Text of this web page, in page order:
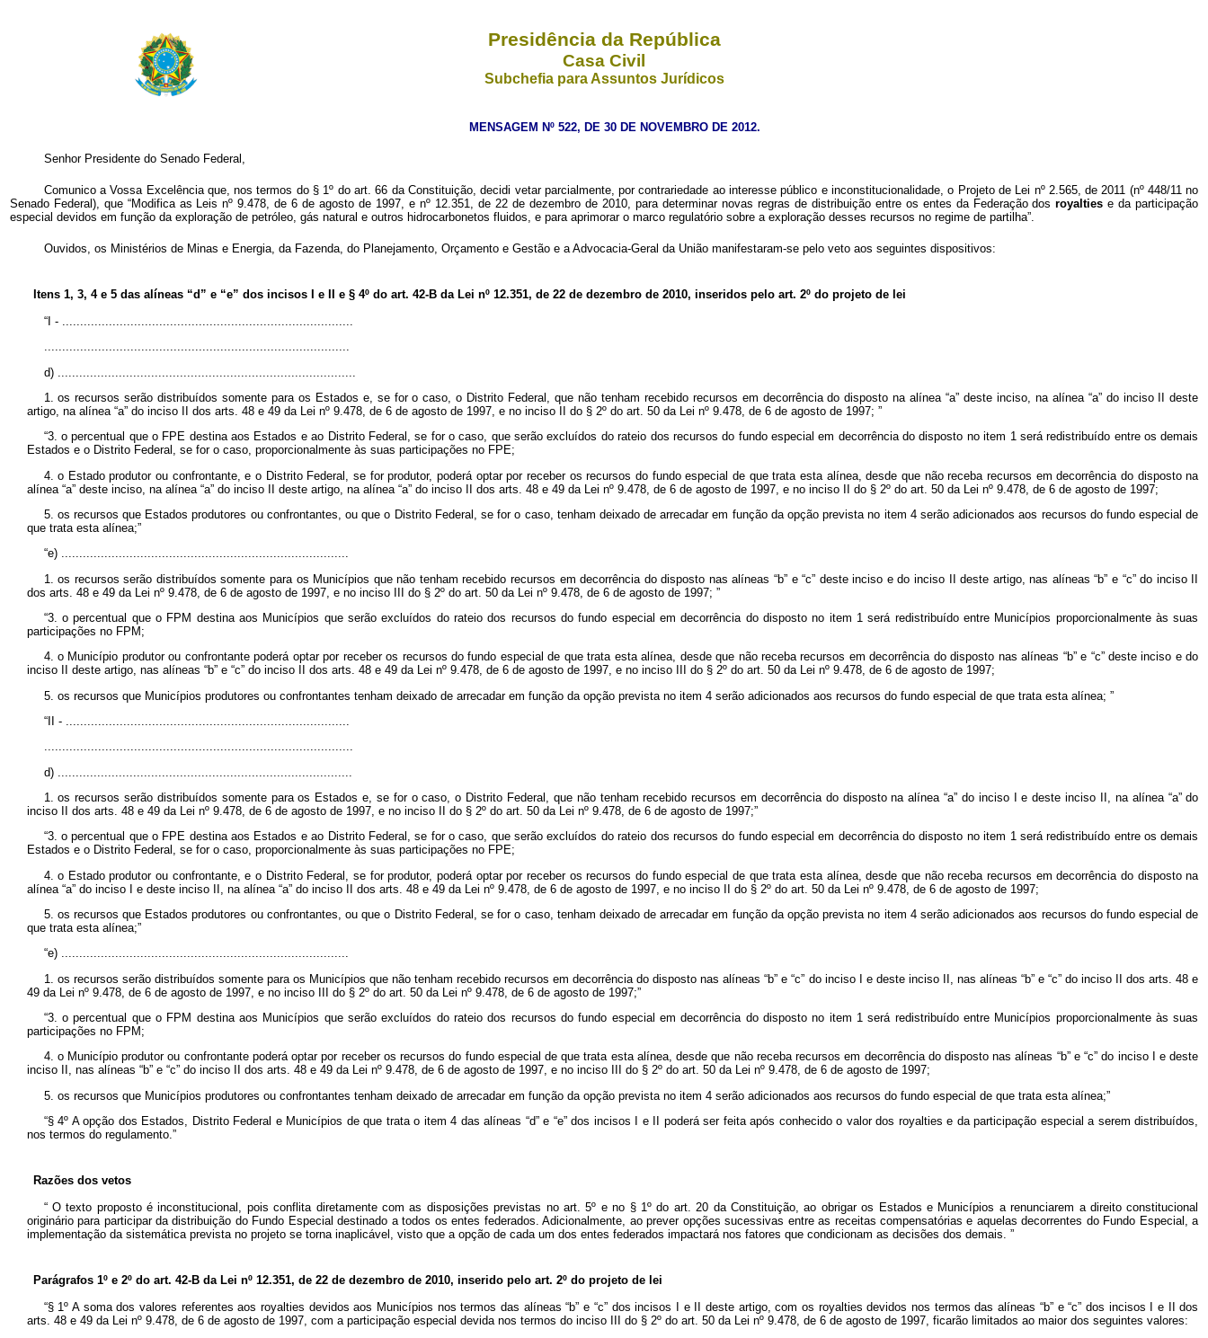
Presidência da República
Casa Civil
Subchefia para Assuntos Jurídicos
MENSAGEM Nº 522, DE 30 DE NOVEMBRO DE 2012.
Senhor Presidente do Senado Federal,
Comunico a Vossa Excelência que, nos termos do § 1º do art. 66 da Constituição, decidi vetar parcialmente, por contrariedade ao interesse público e inconstitucionalidade, o Projeto de Lei nº 2.565, de 2011 (nº 448/11 no
Senado Federal), que “Modifica as Leis nº 9.478, de 6 de agosto de 1997, e nº 12.351, de 22 de dezembro de 2010, para determinar novas regras de distribuição entre os entes da Federação dosroyaltiese da participação
especial devidos em função da exploração de petróleo, gás natural e outros hidrocarbonetos fluidos, e para aprimorar o marco regulatório sobre a exploração desses recursos no regime de partilha”.
Ouvidos, os Ministérios de Minas e Energia, da Fazenda, do Planejamento, Orçamento e Gestão e a Advocacia-Geral da União manifestaram-se pelo veto aos seguintes dispositivos:
Itens 1, 3, 4 e 5 das alíneas “d” e “e” dos incisos I e II e § 4º do art. 42-B da Lei nº 12.351, de 22 de dezembro de 2010, inseridos pelo art. 2º do projeto de lei
“I - .................................................................................
.....................................................................................
d) ...................................................................................
1. os recursos serão distribuídos somente para os Estados e, se for o caso, o Distrito Federal, que não tenham recebido recursos em decorrência do disposto na alínea “a” deste inciso, na alínea “a” do inciso II deste
artigo, na alínea “a” do inciso II dos arts. 48 e 49 da Lei nº 9.478, de 6 de agosto de 1997, e no inciso II do § 2º do art. 50 da Lei nº 9.478, de 6 de agosto de 1997; ”
“3. o percentual que o FPE destina aos Estados e ao Distrito Federal, se for o caso, que serão excluídos do rateio dos recursos do fundo especial em decorrência do disposto no item 1 será redistribuído entre os demais
Estados e o Distrito Federal, se for o caso, proporcionalmente às suas participações no FPE;
4. o Estado produtor ou confrontante, e o Distrito Federal, se for produtor, poderá optar por receber os recursos do fundo especial de que trata esta alínea, desde que não receba recursos em decorrência do disposto na
alínea “a” deste inciso, na alínea “a” do inciso II deste artigo, na alínea “a” do inciso II dos arts. 48 e 49 da Lei nº 9.478, de 6 de agosto de 1997, e no inciso II do § 2º do art. 50 da Lei nº 9.478, de 6 de agosto de 1997;
5. os recursos que Estados produtores ou confrontantes, ou que o Distrito Federal, se for o caso, tenham deixado de arrecadar em função da opção prevista no item 4 serão adicionados aos recursos do fundo especial de
que trata esta alínea;”
“e) ................................................................................
1. os recursos serão distribuídos somente para os Municípios que não tenham recebido recursos em decorrência do disposto nas alíneas “b” e “c” deste inciso e do inciso II deste artigo, nas alíneas “b” e “c” do inciso II
dos arts. 48 e 49 da Lei nº 9.478, de 6 de agosto de 1997, e no inciso III do § 2º do art. 50 da Lei nº 9.478, de 6 de agosto de 1997; ”
“3. o percentual que o FPM destina aos Municípios que serão excluídos do rateio dos recursos do fundo especial em decorrência do disposto no item 1 será redistribuído entre Municípios proporcionalmente às suas
participações no FPM;
4. o Município produtor ou confrontante poderá optar por receber os recursos do fundo especial de que trata esta alínea, desde que não receba recursos em decorrência do disposto nas alíneas “b” e “c” deste inciso e do
inciso II deste artigo, nas alíneas “b” e “c” do inciso II dos arts. 48 e 49 da Lei nº 9.478, de 6 de agosto de 1997, e no inciso III do § 2º do art. 50 da Lei nº 9.478, de 6 de agosto de 1997;
5. os recursos que Municípios produtores ou confrontantes tenham deixado de arrecadar em função da opção prevista no item 4 serão adicionados aos recursos do fundo especial de que trata esta alínea; ”
“II - ...............................................................................
......................................................................................
d) ..................................................................................
1. os recursos serão distribuídos somente para os Estados e, se for o caso, o Distrito Federal, que não tenham recebido recursos em decorrência do disposto na alínea “a” do inciso I e deste inciso II, na alínea “a” do
inciso II dos arts. 48 e 49 da Lei nº 9.478, de 6 de agosto de 1997, e no inciso II do § 2º do art. 50 da Lei nº 9.478, de 6 de agosto de 1997;”
“3. o percentual que o FPE destina aos Estados e ao Distrito Federal, se for o caso, que serão excluídos do rateio dos recursos do fundo especial em decorrência do disposto no item 1 será redistribuído entre os demais
Estados e o Distrito Federal, se for o caso, proporcionalmente às suas participações no FPE;
4. o Estado produtor ou confrontante, e o Distrito Federal, se for produtor, poderá optar por receber os recursos do fundo especial de que trata esta alínea, desde que não receba recursos em decorrência do disposto na
alínea “a” do inciso I e deste inciso II, na alínea “a” do inciso II dos arts. 48 e 49 da Lei nº 9.478, de 6 de agosto de 1997, e no inciso II do § 2º do art. 50 da Lei nº 9.478, de 6 de agosto de 1997;
5. os recursos que Estados produtores ou confrontantes, ou que o Distrito Federal, se for o caso, tenham deixado de arrecadar em função da opção prevista no item 4 serão adicionados aos recursos do fundo especial de
que trata esta alínea;”
“e) ................................................................................
1. os recursos serão distribuídos somente para os Municípios que não tenham recebido recursos em decorrência do disposto nas alíneas “b” e “c” do inciso I e deste inciso II, nas alíneas “b” e “c” do inciso II dos arts. 48 e
49 da Lei nº 9.478, de 6 de agosto de 1997, e no inciso III do § 2º do art. 50 da Lei nº 9.478, de 6 de agosto de 1997;”
“3. o percentual que o FPM destina aos Municípios que serão excluídos do rateio dos recursos do fundo especial em decorrência do disposto no item 1 será redistribuído entre Municípios proporcionalmente às suas
participações no FPM;
4. o Município produtor ou confrontante poderá optar por receber os recursos do fundo especial de que trata esta alínea, desde que não receba recursos em decorrência do disposto nas alíneas “b” e “c” do inciso I e deste
inciso II, nas alíneas “b” e “c” do inciso II dos arts. 48 e 49 da Lei nº 9.478, de 6 de agosto de 1997, e no inciso III do § 2º do art. 50 da Lei nº 9.478, de 6 de agosto de 1997;
5. os recursos que Municípios produtores ou confrontantes tenham deixado de arrecadar em função da opção prevista no item 4 serão adicionados aos recursos do fundo especial de que trata esta alínea;”
“§ 4º A opção dos Estados, Distrito Federal e Municípios de que trata o item 4 das alíneas “d” e “e” dos incisos I e II poderá ser feita após conhecido o valor dos royaltiese da participação especial a serem distribuídos,
nos termos do regulamento.”
Razões dos vetos
“ O texto proposto é inconstitucional, pois conflita diretamente com as disposições previstas no art. 5º e no § 1º do art. 20 da Constituição, ao obrigar os Estados e Municípios a renunciarem a direito constitucional
originário para participar da distribuição do Fundo Especial destinado a todos os entes federados. Adicionalmente, ao prever opções sucessivas entre as receitas compensatórias e aquelas decorrentes do Fundo Especial, a
implementação da sistemática prevista no projeto se torna inaplicável, visto que a opção de cada um dos entes federados impactará nos fatores que condicionam as decisões dos demais. ”
Parágrafos 1º e 2º do art. 42-B da Lei nº 12.351, de 22 de dezembro de 2010, inserido pelo art. 2º do projeto de lei
“§ 1º A soma dos valores referentes aos royalties devidos aos Municípios nos termos das alíneas “b” e “c” dos incisos I e II deste artigo, com os royaltiesdevidos nos termos das alíneas “b” e “c” dos incisos I e II dos
arts. 48 e 49 da Lei nº 9.478, de 6 de agosto de 1997, com a participação especial devida nos termos do inciso III do § 2º do art. 50 da Lei nº 9.478, de 6 de agosto de 1997, ficarão limitados ao maior dos seguintes valores: